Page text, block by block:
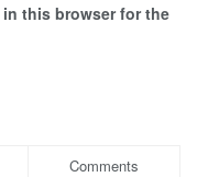
in this browser for the
Comments